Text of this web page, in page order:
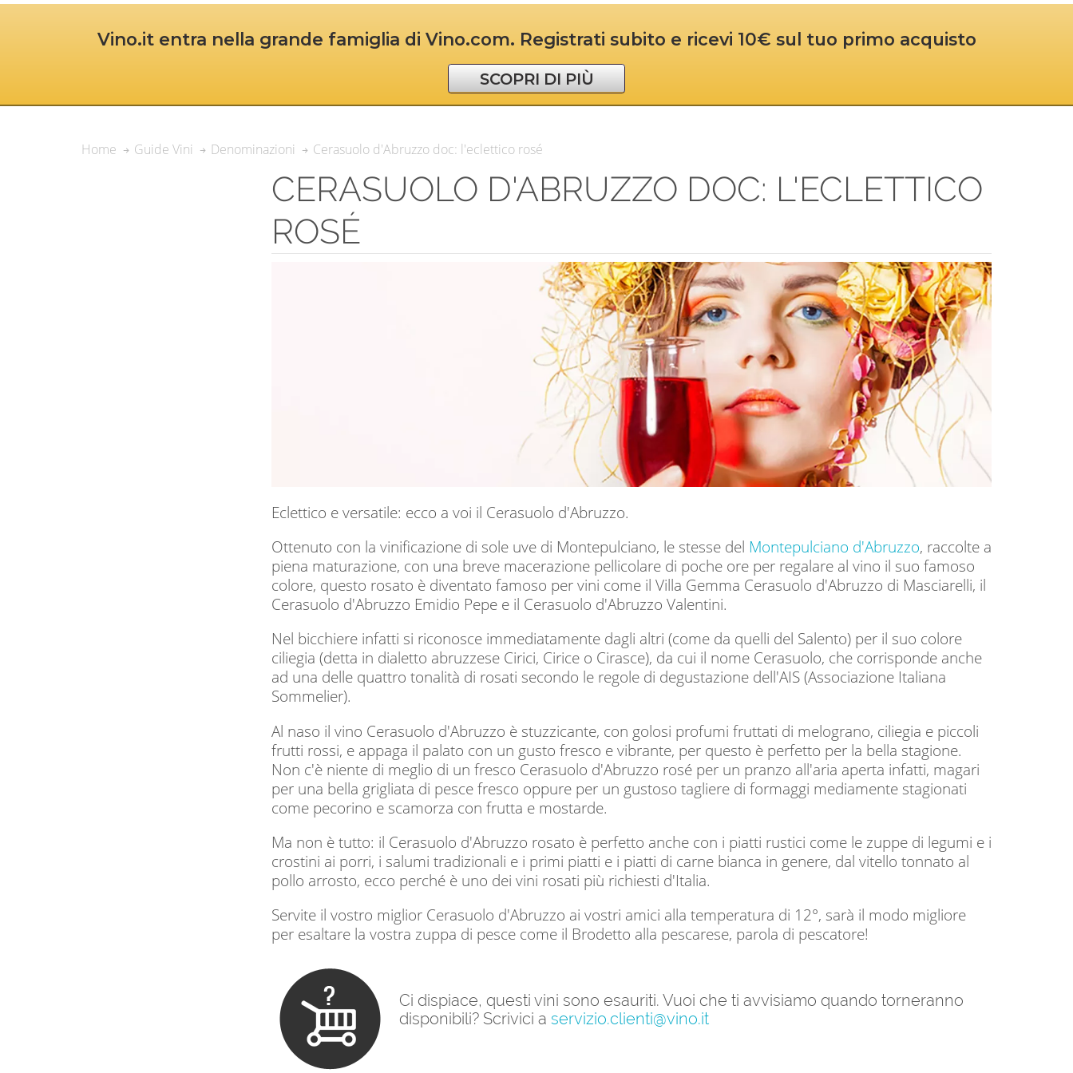
Vino.it entra nella grande famiglia di Vino.com. Registrati subito e ricevi 10€ sul tuo primo acquisto
SCOPRI DI PIÙ
Home Guide Vini Denominazioni Cerasuolo d'Abruzzo doc: l'eclettico rosé
CERASUOLO D'ABRUZZO DOC: L'ECLETTICO
ROSÉ
Eclettico e versatile: ecco a voi il Cerasuolo d'Abruzzo.
Ottenuto con la vinificazione di sole uve di Montepulciano, le stesse del Montepulciano d'Abruzzo, raccolte a
piena maturazione, con una breve macerazione pellicolare di poche ore per regalare al vino il suo famoso
colore, questo rosato è diventato famoso per vini come il Villa Gemma Cerasuolo d'Abruzzo di Masciarelli, il
Cerasuolo d'Abruzzo Emidio Pepe e il Cerasuolo d'Abruzzo Valentini.
Nel bicchiere infatti si riconosce immediatamente dagli altri (come da quelli del Salento) per il suo colore
ciliegia (detta in dialetto abruzzese Cirici, Cirice o Cirasce), da cui il nome Cerasuolo, che corrisponde anche
ad una delle quattro tonalità di rosati secondo le regole di degustazione dell'AIS (Associazione Italiana
Sommelier).
Al naso il vino Cerasuolo d'Abruzzo è stuzzicante, con golosi profumi fruttati di melograno, ciliegia e piccoli
frutti rossi, e appaga il palato con un gusto fresco e vibrante, per questo è perfetto per la bella stagione.
Non c'è niente di meglio di un fresco Cerasuolo d'Abruzzo rosé per un pranzo all'aria aperta infatti, magari
per una bella grigliata di pesce fresco oppure per un gustoso tagliere di formaggi mediamente stagionati
come pecorino e scamorza con frutta e mostarde.
Ma non è tutto: il Cerasuolo d'Abruzzo rosato è perfetto anche con i piatti rustici come le zuppe di legumi e i
crostini ai porri, i salumi tradizionali e i primi piatti e i piatti di carne bianca in genere, dal vitello tonnato al
pollo arrosto, ecco perché è uno dei vini rosati più richiesti d'Italia.
Servite il vostro miglior Cerasuolo d'Abruzzo ai vostri amici alla temperatura di 12°, sarà il modo migliore
per esaltare la vostra zuppa di pesce come il Brodetto alla pescarese, parola di pescatore!
Ci dispiace, questi vini sono esauriti. Vuoi che ti avvisiamo quando torneranno
disponibili? Scrivici a servizio.clienti@vino.it